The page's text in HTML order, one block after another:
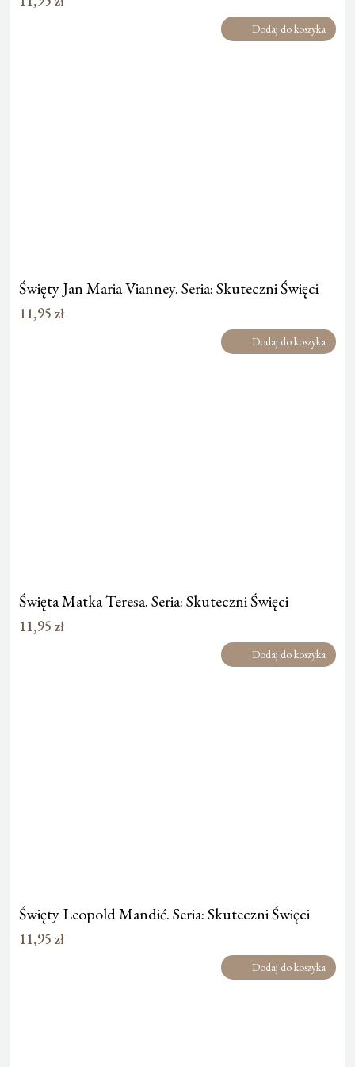
Dodaj do koszyka
Święty Jan Maria Vianney. Seria: Skuteczni Święci
11,95 zł
Dodaj do koszyka
Święta Matka Teresa. Seria: Skuteczni Święci
11,95 zł
Dodaj do koszyka
Święty Leopold Mandić. Seria: Skuteczni Święci
11,95 zł
Dodaj do koszyka